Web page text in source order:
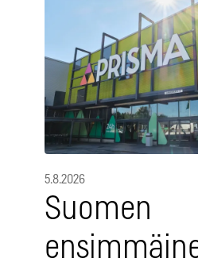
5.8.2026
Suomen